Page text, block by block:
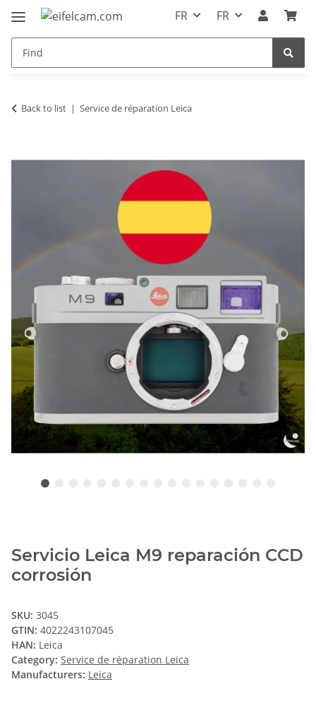
FR FR
Back to list Service de réparation Leica
Servicio Leica M9 reparación CCD
corrosión
SKU: 3045
GTIN: 4022243107045
HAN: Leica
Category: Service de réparation Leica
Manufacturers: Leica